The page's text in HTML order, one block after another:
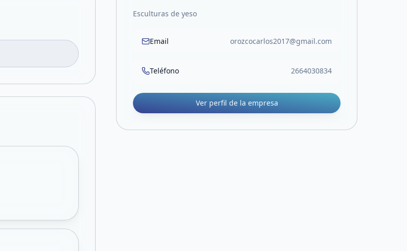
Esculturas de yeso
Email orozcocarlos2017@gmail.com
Teléfono 2664030834
Ver perfil de la empresa